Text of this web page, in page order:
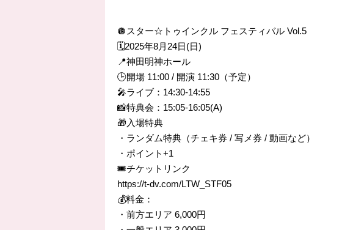
🪩スター☆トゥインクル フェスティバル Vol.5
🗓️2025年8月24日(日)
📍神田明神ホール
🕒開場 11:00 / 開演 11:30（予定）
🎤ライブ：14:30-14:55
📸特典会：15:05-16:05(A)
🎁入場特典
・ランダム特典（チェキ券 / 写メ券 / 動画など）
・ポイント+1
🎟️チケットリンク
https://t-dv.com/LTW_STF05
💰料金：
・前方エリア 6,000円